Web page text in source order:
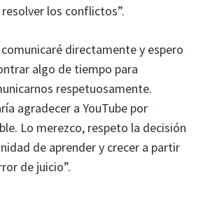
los conflictos”.
directamente y espero
algo de tiempo para
respetuosamente.
agradecer a YouTube por
Lo merezco, respeto la decisión
de aprender y crecer a partir
de juicio”.